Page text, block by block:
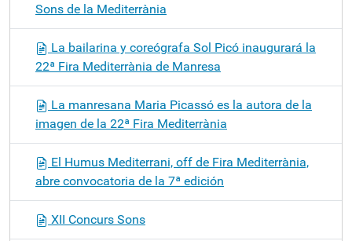
Sons de la Mediterrània
La bailarina y coreógrafa Sol Picó inaugurará la
22ª Fira Mediterrània de Manresa
La manresana Maria Picassó es la autora de la
imagen de la 22ª Fira Mediterrània
El Humus Mediterrani, off de Fira Mediterrània,
abre convocatoria de la 7ª edición
XII Concurs Sons